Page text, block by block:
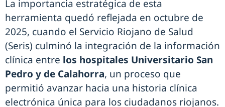
La importancia estratégica de esta
herramienta quedó reflejada en octubre de
2025, cuando el Servicio Riojano de Salud
(Seris) culminó la integración de la información
clínica entre los hospitales Universitario San
Pedro y de Calahorra, un proceso que
permitió avanzar hacia una historia clínica
electrónica única para los ciudadanos riojanos.